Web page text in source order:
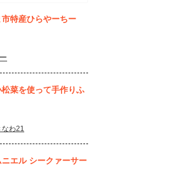
市特産ひらやーちー
松菜を使って⼿作りふ
わ21
エル シークァーサー